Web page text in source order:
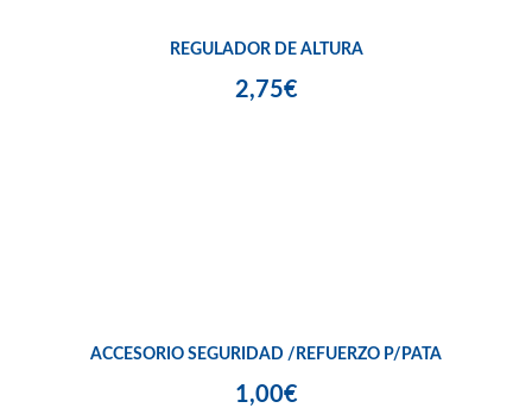
REGULADOR DE ALTURA
2,75€
ACCESORIO SEGURIDAD /REFUERZO P/PATA
1,00€